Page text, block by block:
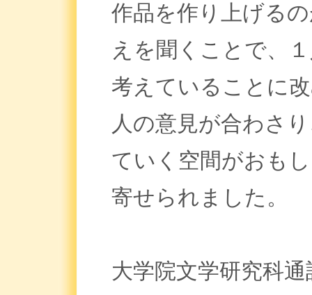
作品を作り上げる
えを聞くことで、
考えていることに
人の意見が合わさ
ていく空間がおも
寄せられました。
大学院文学研究科